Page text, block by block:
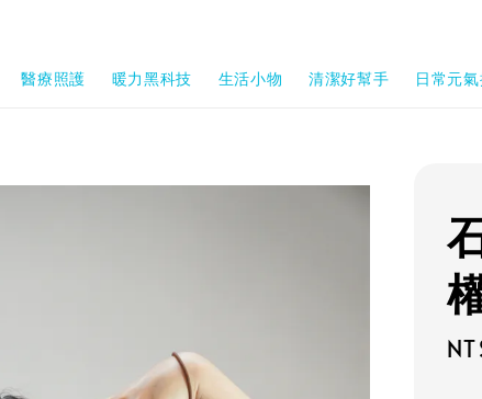
醫療照護 暖力黑科技 生活小物 清潔好幫手 日常元